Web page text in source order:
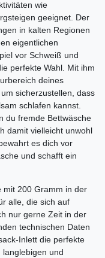
wie
geeignet. Der
in kalten Regionen
eigentlichen
vor Schweiß und
perfekte Wahl. Mit ihm
deines
sicherzustellen, dass
schlafen kannst.
du fremde Bettwäsche
damit vielleicht unwohl
es dich vor
und schafft ein
mit 200 Gramm in der
alle, die sich auf
nur gerne Zeit in der
technischen Daten
Inlett die perfekte
und